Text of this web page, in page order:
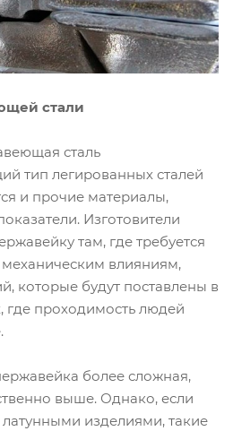
стали
сталь
тип легированных сталей
и прочие материалы,
Изготовители
там, где требуется
механическим влияниям,
которые будут поставлены в
где проходимость людей
более сложная,
выше. Однако, если
латунными изделиями, такие